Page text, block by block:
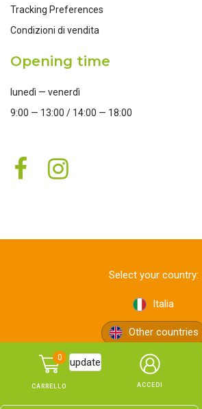
0 update
Tracking Preferences
Condizioni di vendita
Opening time
lunedì — venerdì
9:00 — 13:00 / 14:00 — 18:00
Select your country:
Italia
Other countries